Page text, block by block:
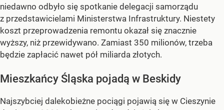
niedawno odbyło się spotkanie delegacji samorządu
z przedstawicielami Ministerstwa Infrastruktury. Niestety
koszt przeprowadzenia remontu okazał się znacznie
wyższy, niż przewidywano. Zamiast 350 milionów, trzeba
będzie zapłacić nawet pół miliarda złotych.
Mieszkańcy Śląska pojadą w Beskidy
Najszybciej dalekobieżne pociągi pojawią się w Cieszynie